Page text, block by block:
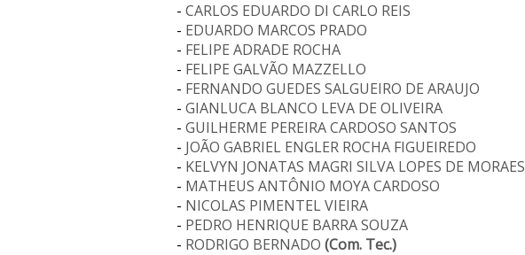
- CARLOS EDUARDO DI CARLO REIS
- EDUARDO MARCOS PRADO
- FELIPE ADRADE ROCHA
- FELIPE GALVÃO MAZZELLO
- FERNANDO GUEDES SALGUEIRO DE ARAUJO
- GIANLUCA BLANCO LEVA DE OLIVEIRA
- GUILHERME PEREIRA CARDOSO SANTOS
- JOÃO GABRIEL ENGLER ROCHA FIGUEIREDO
- KELVYN JONATAS MAGRI SILVA LOPES DE MORAES
- MATHEUS ANTÔNIO MOYA CARDOSO
- NICOLAS PIMENTEL VIEIRA
- PEDRO HENRIQUE BARRA SOUZA
- RODRIGO BERNADO (Com. Tec.)